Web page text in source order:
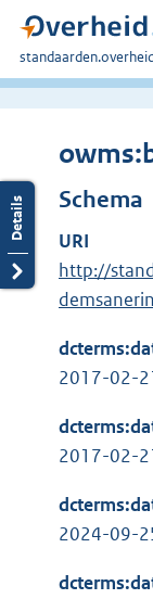
U
bent
Schema
URI
http://
2017-02-
2017-02-
2024-09-